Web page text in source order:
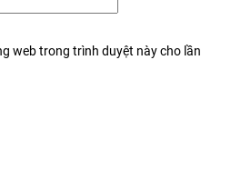
web trong trình duyệt này cho lần